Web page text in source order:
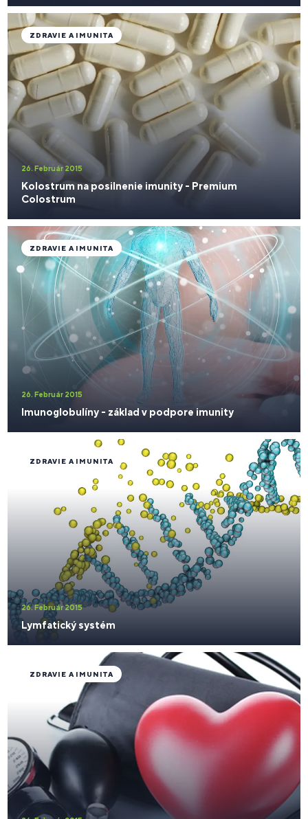
26. Február 2015
Kolostrum na posilnenie imunity - Premium
Colostrum
ZDRAVIE A IMUNITA
26. Február 2015
Imunoglobulíny - základ v podpore imunity
ZDRAVIE A IMUNITA
26. Február 2015
Lymfatický systém
ZDRAVIE A IMUNITA
ZDRAVIE A IMUNITA